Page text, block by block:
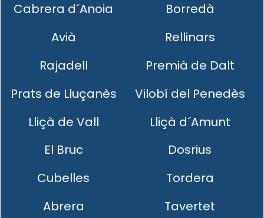
Cabrera d´Anoia
Borredà
Avià
Rellinars
Rajadell
Premià de Dalt
Prats de Lluçanès
Vilobí del Penedès
Lliçà de Vall
Lliçà d´Amunt
El Bruc
Dosrius
Cubelles
Tordera
Abrera
Tavertet